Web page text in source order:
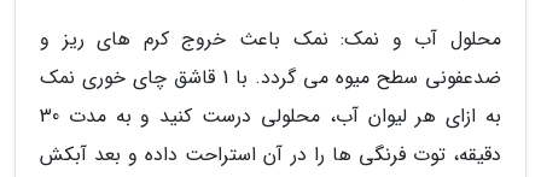
محلول آب و نمک: نمک باعث خروج کرم های ریز و
ضدعفونی سطح میوه می گردد. با 1 قاشق چای خوری نمک
به ازای هر لیوان آب، محلولی درست کنید و به مدت 30
دقیقه، توت فرنگی ها را در آن استراحت داده و بعد آبکش